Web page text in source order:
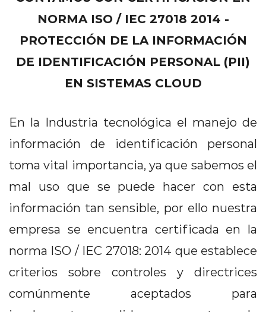
NORMA ISO / IEC 27018 2014 -
PROTECCIÓN DE LA INFORMACIÓN
DE IDENTIFICACIÓN PERSONAL (PII)
EN SISTEMAS CLOUD
En la Industria tecnológica el manejo de
información de identificación personal
toma vital importancia, ya que sabemos el
mal uso que se puede hacer con esta
información tan sensible, por ello nuestra
empresa se encuentra certificada en la
norma ISO / IEC 27018: 2014 que establece
criterios sobre controles y directrices
comúnmente aceptados para